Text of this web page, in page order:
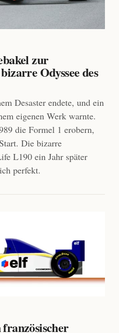
zur
Odyssee des
Desaster endete, und ein
eigenen Werk warnte.
die Formel 1 erobern,
Die bizarre
L190 ein Jahr später
perfekt.